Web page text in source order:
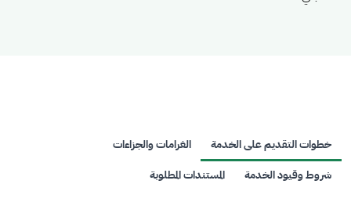
خطوات التقديم على الخدمة
الغرامات والجزاءات
شروط وقيود الخدمة
المستندات المطلوبة